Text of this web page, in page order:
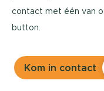
contact met één van
button.
Kom in contact